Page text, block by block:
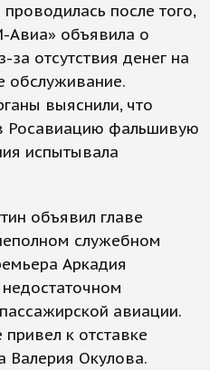
после того,
Авиа» объявила о
отсутствия денег на
обслуживание.
выяснили, что
Росавиацию фальшивую
испытывала
объявил главе
служебном
Аркадия
авиации.
к отставке
Валерия Окулова.